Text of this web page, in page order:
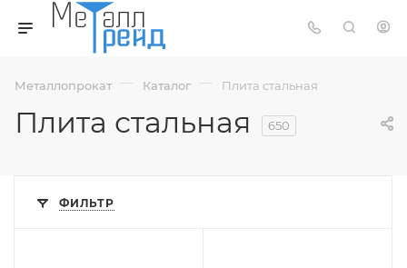
Металлопрокат — Каталог — Плита стальная
Плита стальная 650
ФИЛЬТР